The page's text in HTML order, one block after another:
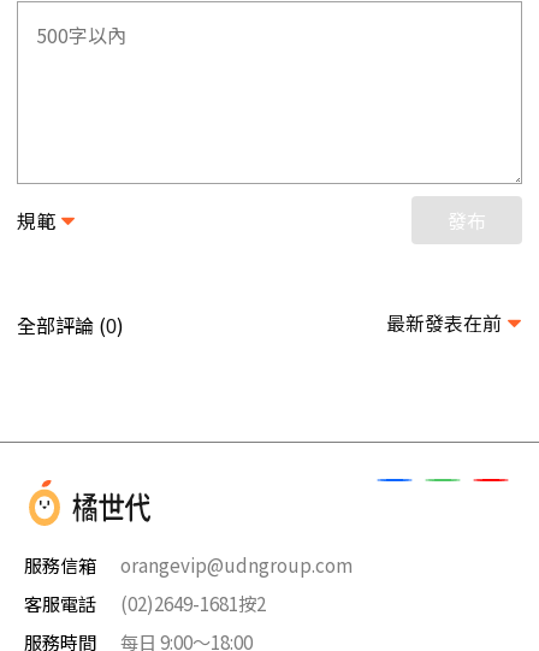
規範 發布
全部評論 (0) 最新發表在前
服務信箱
orangevip@udngroup.com
客服電話
(02)2649-1681按2
服務時間
每日 9:00～18:00